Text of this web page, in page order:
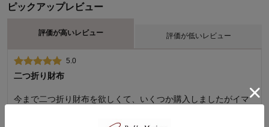
ピックアップレビュー
評価が高いレビュー 評価が低いレビュー
5.0
二つ折り財布
今まで二つ折り財布を欲しくて、いくつか購入しましたがイマ
けた時に中が全体がわかりやすく使いやすいです。
2.0
使いにくい・・・。
財布を新調したくて探して、デザインも良さそうと決めて購入
いにくい・・。使用始めは硬いのは仕方ないけど小銭が出しに